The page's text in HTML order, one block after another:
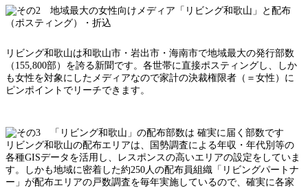
リビング和歌山は和歌山市・岩出市・海南市で地域最大の発行部数
（155,800部）を誇る新聞です。各世帯に直接ポスティングし、しか
も女性を対象にしたメディアなので家計の決裁権限者（＝女性）に
ピンポイントでリーチできます。
リビング和歌山の配布エリアは、国勢調査による年収・年代別等の
各種GISデータを活用し、レスポンスの高いエリアの設定をしていま
す。しかも地域に密着した約250人の配布員組織「リビングパートナ
ー」が配布エリアの戸数調査を毎年実施しているので、確実に各家